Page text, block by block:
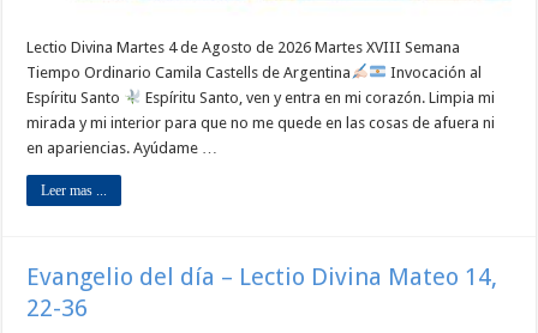
Lectio Divina Martes 4 de Agosto de 2026 Martes XVIII Semana
Tiempo Ordinario Camila Castells de Argentina
Invocación al
Espíritu Santo
Espíritu Santo, ven y entra en mi corazón. Limpia mi
mirada y mi interior para que no me quede en las cosas de afuera ni
en apariencias. Ayúdame …
Leer mas ...
Evangelio del día – Lectio Divina Mateo 14,
22-36